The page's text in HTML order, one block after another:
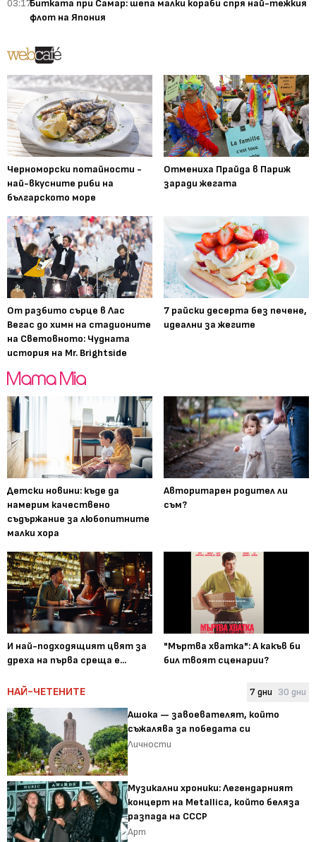
03:17Битката при Самар: шепа малки кораби спря най-тежкия
флот на Япония
Черноморски потайности -
най-вкусните риби на
българското море
Отмениха Прайда в Париж
заради жегата
От разбито сърце в Лас
Вегас до химн на стадионите
на Световното: Чудната
история на Mr. Brightside
7 райски десерта без печене,
идеални за жегите
Детски новини: къде да
намерим качествено
съдържание за любопитните
малки хора
Авторитарен родител ли
съм?
И най-подходящият цвят за
дреха на първа среща е...
"Мъртва хватка": А какъв би
бил твоят сценарии?
НАЙ-ЧЕТЕНИТЕ 7 дни 30 дни
Ашока — завоевателят, който
съжалява за победата си
Личности
Музикални хроники: Легендарният
концерт на Metallica, който беляза
разпада на СССР
Арт